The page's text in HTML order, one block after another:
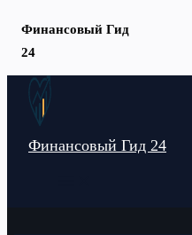
Финансовый Гид
24
Перейти
Финансовый Гид 24